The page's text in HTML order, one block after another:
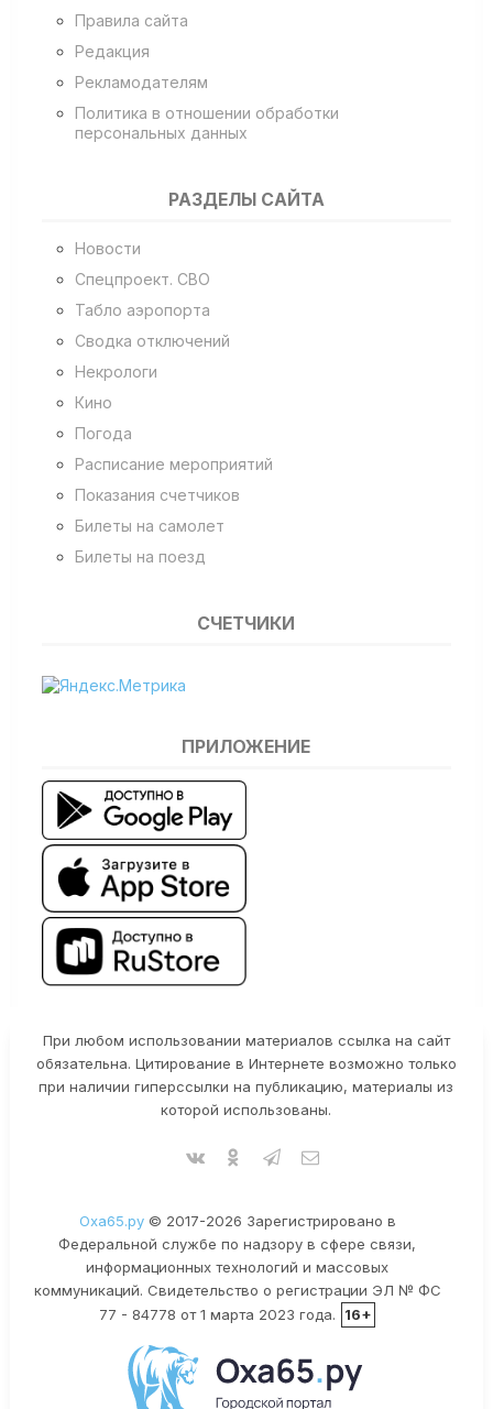
Правила сайта
Редакция
Рекламодателям
Политика в отношении обработки
персональных данных
РАЗДЕЛЫ САЙТА
Новости
Спецпроект. СВО
Табло аэропорта
Сводка отключений
Некрологи
Кино
Погода
Расписание мероприятий
Показания счетчиков
Билеты на самолет
Билеты на поезд
СЧЕТЧИКИ
ПРИЛОЖЕНИЕ
При любом использовании материалов ссылка на сайт
обязательна. Цитирование в Интернете возможно только
при наличии гиперссылки на публикацию, материалы из
которой использованы.
Оха65.ру© 2017-2026 Зарегистрировано в
Федеральной службе по надзору в сфере связи,
информационных технологий и массовых
коммуникаций. Свидетельство о регистрации ЭЛ № ФС
77 - 84778 от 1 марта 2023 года.
16+